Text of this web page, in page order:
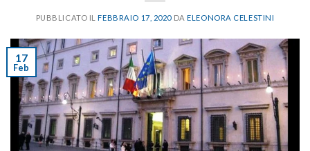
PUBBLICATO ILFEBBRAIO 17, 2020 DAELEONORA CELESTINI
17
Feb